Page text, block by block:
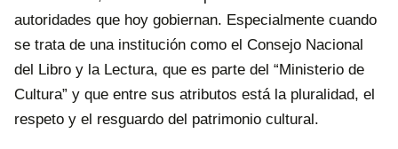
autoridades que hoy gobiernan. Especialmente cuando
se trata de una institución como el Consejo Nacional
del Libro y la Lectura, que es parte del “Ministerio de
Cultura” y que entre sus atributos está la pluralidad, el
respeto y el resguardo del patrimonio cultural.